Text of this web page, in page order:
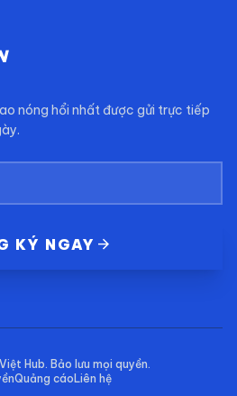
nóng hổi nhất được gửi trực tiếp
KÝ NGAY arrow_forward
Hub. Bảo lưu mọi quyền.
Quảng cáo Liên hệ